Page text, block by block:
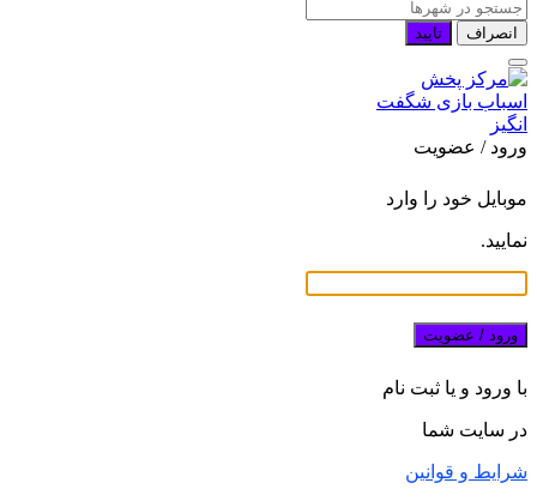
انصراف تایید
ورود / عضویت
موبایل خود را وارد
نمایید.
ورود / عضویت
با ورود و یا ثبت نام
در سایت شما
شرایط و قوانین